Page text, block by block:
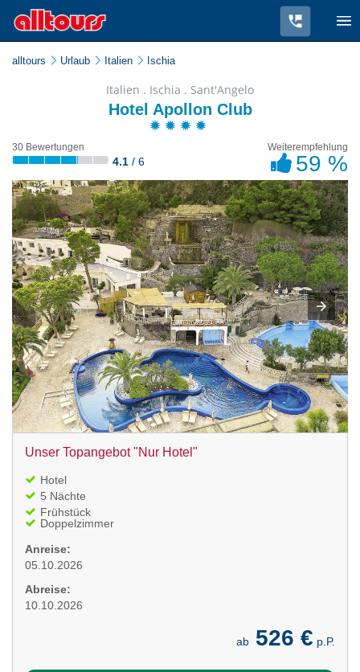
alltours Urlaub Italien Ischia
Italien . Ischia . Sant'Angelo
Hotel Apollon Club
30 Bewertungen
4.1 / 6
Weiterempfehlung
59 %
Unser Topangebot "Nur Hotel"
Hotel
5 Nächte
Frühstück
Doppelzimmer
Anreise:
05.10.2026
Abreise:
10.10.2026
ab 526 € p.P.